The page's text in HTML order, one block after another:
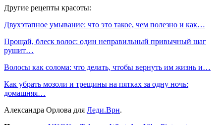
Другие рецепты красоты:
Двухэтапное умывание: что это такое, чем полезно и как…
Прощай, блеск волос: один неправильный привычный шаг
рушит…
Волосы как солома: что делать, чтобы вернуть им жизнь и…
Как убрать мозоли и трещины на пятках за одну ночь:
домашняя…
Александра Орлова для Леди.Врн.